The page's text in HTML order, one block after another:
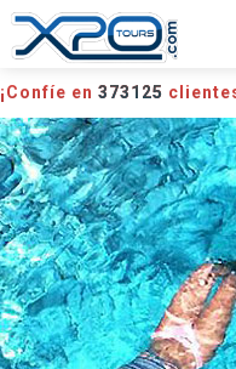
Punta
¡Confíe en 373125